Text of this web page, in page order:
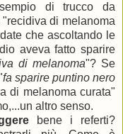
di trucco da
di melanoma
che ascoltando le
aveva fatto sparire
di melanoma"? Se
fa sparire puntino nero
di melanoma curata"
altro senso.
bene i referti?